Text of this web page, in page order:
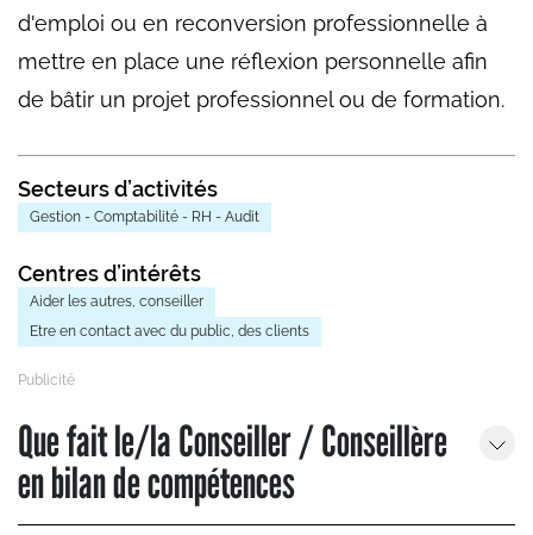
d'emploi ou en reconversion professionnelle à
mettre en place une réflexion personnelle afin
de bâtir un projet professionnel ou de formation.
Secteurs d’activités
Gestion - Comptabilité - RH - Audit
Centres d’intérêts
Aider les autres, conseiller
Etre en contact avec du public, des clients
Que fait le/la Conseiller / Conseillère
en bilan de compétences